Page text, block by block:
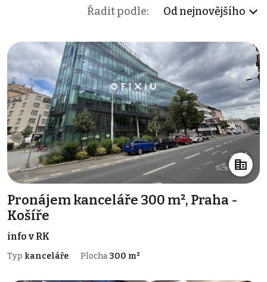
Řadit podle: Od nejnovějšího
Pronájem kanceláře 300 m², Praha -
Košíře
info v RK
Typ kanceláře Plocha 300 m²